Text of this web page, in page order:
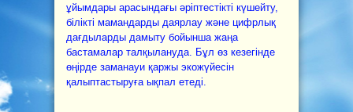
ұйымдары арасындағы әріптестікті күшейту,
білікті мамандарды даярлау және цифрлық
дағдыларды дамыту бойынша жаңа
бастамалар талқылануда. Бұл өз кезегінде
өңірде заманауи қаржы экожүйесін
қалыптастыруға ықпал етеді.